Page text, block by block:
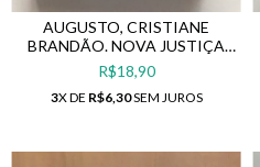
AUGUSTO, CRISTIANE
BRANDÃO. NOVA JUSTIÇA
PENAL: COM OU SEM JUÍZO?
R$18,90
3X DE R$6,30SEM JUROS